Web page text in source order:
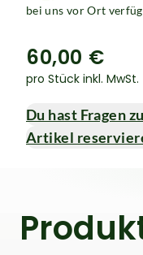
bei uns vor Ort
60,00 €
pro Stück inkl. MwSt.
Du hast Fragen
Artikel